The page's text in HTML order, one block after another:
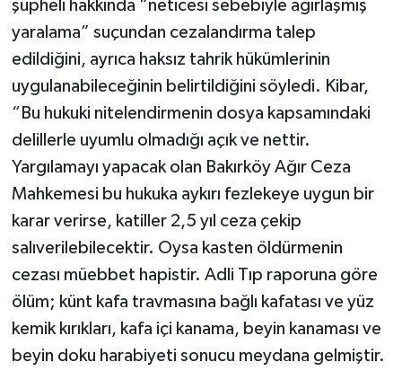
şüpheli hakkında “neticesi sebebiyle ağırlaşmış
yaralama” suçundan cezalandırma talep
edildiğini, ayrıca haksız tahrik hükümlerinin
uygulanabileceğinin belirtildiğini söyledi. Kibar,
“Bu hukuki nitelendirmenin dosya kapsamındaki
delillerle uyumlu olmadığı açık ve nettir.
Yargılamayı yapacak olan Bakırköy Ağır Ceza
Mahkemesi bu hukuka aykırı fezlekeye uygun bir
karar verirse, katiller 2,5 yıl ceza çekip
salıverilebilecektir. Oysa kasten öldürmenin
cezası müebbet hapistir. Adli Tıp raporuna göre
ölüm; künt kafa travmasına bağlı kafatası ve yüz
kemik kırıkları, kafa içi kanama, beyin kanaması ve
beyin doku harabiyeti sonucu meydana gelmiştir.